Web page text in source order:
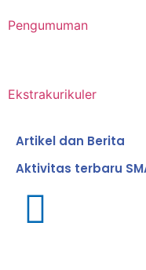
Pengumuman
Ekstrakurikuler
Artikel dan Berita
Aktivitas terbaru SMA